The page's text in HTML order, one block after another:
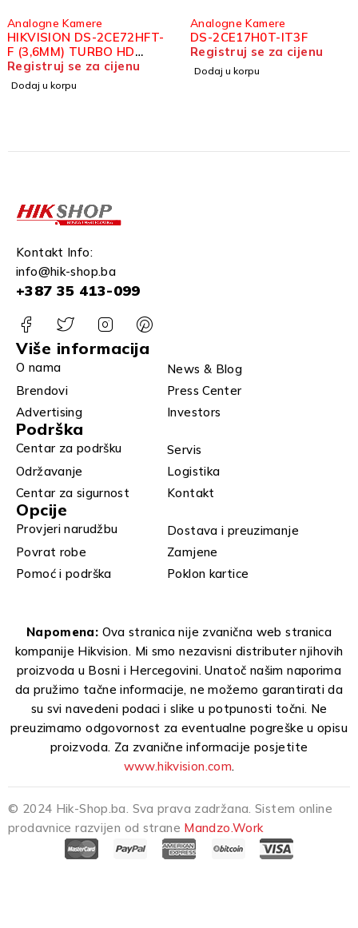
Analogne Kamere
HIKVISION DS-2CE72HFT-
F (3,6MM) TURBO HD
DOME KAMERA 5MP
Registruj se za cijenu
Dodaj u korpu
Analogne Kamere
DS-2CE17H0T-IT3F
Registruj se za cijenu
Dodaj u korpu
Kontakt Info:
info@hik-shop.ba
+387 35 413-099
Više informacija
O nama
News & Blog
Brendovi
Press Center
Advertising
Investors
Podrška
Centar za podršku
Servis
Održavanje
Logistika
Centar za sigurnost
Kontakt
Opcije
Provjeri narudžbu
Dostava i preuzimanje
Povrat robe
Zamjene
Pomoć i podrška
Poklon kartice
Napomena: Ova stranica nije zvanična web stranica
kompanije Hikvision. Mi smo nezavisni distributer njihovih
proizvoda u Bosni i Hercegovini. Unatoč našim naporima
da pružimo tačne informacije, ne možemo garantirati da
su svi navedeni podaci i slike u potpunosti točni. Ne
preuzimamo odgovornost za eventualne pogreške u opisu
proizvoda. Za zvanične informacije posjetite
www.hikvision.com.
© 2024 Hik-Shop.ba. Sva prava zadržana. Sistem online
prodavnice razvijen od strane Mandzo.Work